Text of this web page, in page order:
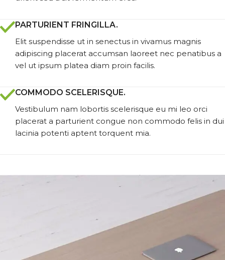
PARTURIENT FRINGILLA.
Elit suspendisse ut in senectus in vivamus magnis
adipiscing placerat accumsan laoreet nec penatibus a
vel ut ipsum platea diam proin facilis.
COMMODO SCELERISQUE.
Vestibulum nam lobortis scelerisque eu mi leo orci
placerat a parturient congue non commodo felis in dui
lacinia potenti aptent torquent mia.